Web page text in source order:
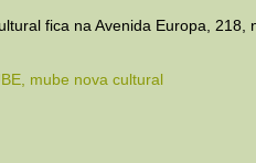
fica na Avenida Europa,
mube nova cultural